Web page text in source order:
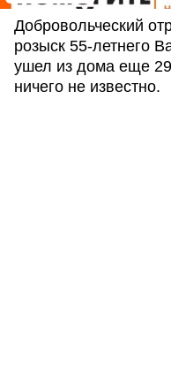
Добровольческий
розыск 55-летнего
ушел из дома еще
ничего не известно.